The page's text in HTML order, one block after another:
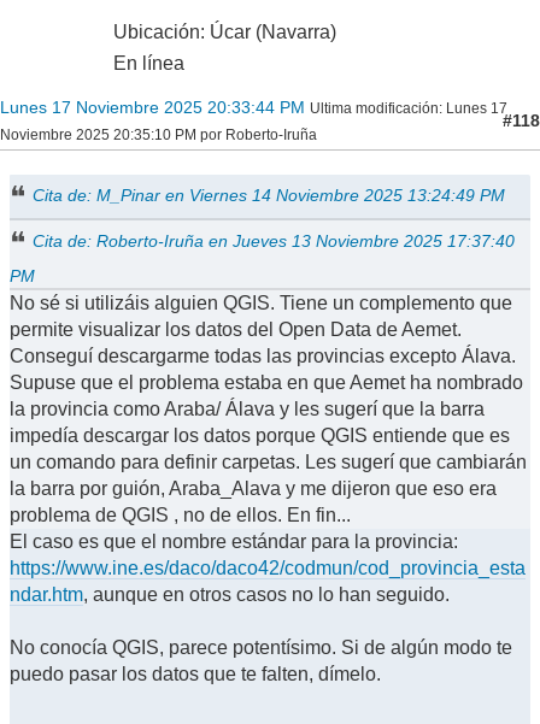
Ubicación: Úcar (Navarra)
En línea
Lunes 17 Noviembre 2025 20:33:44 PM Ultima modificación: Lunes 17
Noviembre 2025 20:35:10 PM por Roberto-Iruña
#118
Cita de: M_Pinar en Viernes 14 Noviembre 2025 13:24:49 PM
Cita de: Roberto-Iruña en Jueves 13 Noviembre 2025 17:37:40
PM
No sé si utilizáis alguien QGIS. Tiene un complemento que
permite visualizar los datos del Open Data de Aemet.
Conseguí descargarme todas las provincias excepto Álava.
Supuse que el problema estaba en que Aemet ha nombrado
la provincia como Araba/ Álava y les sugerí que la barra
impedía descargar los datos porque QGIS entiende que es
un comando para definir carpetas. Les sugerí que cambiarán
la barra por guión, Araba_Alava y me dijeron que eso era
problema de QGIS , no de ellos. En fin...
El caso es que el nombre estándar para la provincia:
https://www.ine.es/daco/daco42/codmun/cod_provincia_esta
ndar.htm, aunque en otros casos no lo han seguido.
No conocía QGIS, parece potentísimo. Si de algún modo te
puedo pasar los datos que te falten, dímelo.